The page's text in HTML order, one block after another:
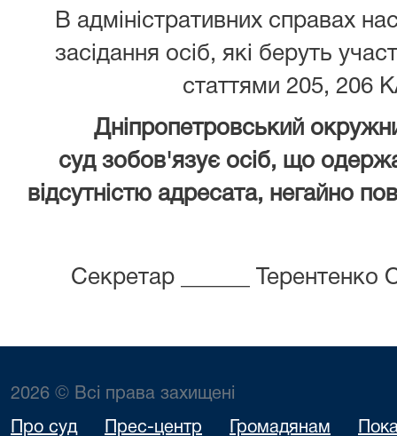
В адміністративних справах
засідання осіб, які беруть
статтями 205, 206
Дніпропетровський
суд зобов'язує осіб, що
відсутністю адресата, негайно
Секретар ______ Терентенко
2026 © Всі права захищені
Про суд Прес-центр Громадянам